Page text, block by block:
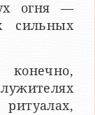
огня —
сильных